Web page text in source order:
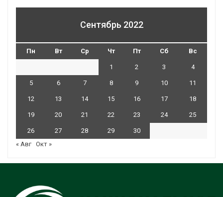
Сентябрь 2022
Пн Вт Ср Чт Пт Сб Вс
1 2 3 4
5 6 7 8 9 10 11
12 13 14 15 16 17 18
19 20 21 22 23 24 25
26 27 28 29
30
« Авг Окт »